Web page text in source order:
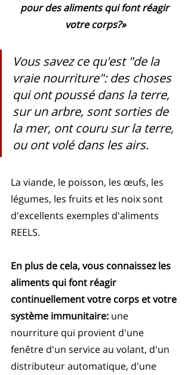
pour des aliments qui font réagir
votre corps?»
Vous savez ce qu'est "de la
vraie nourriture": des choses
qui ont poussé dans la terre,
sur un arbre, sont sorties de
la mer, ont couru sur la terre,
ou ont volé dans les airs.
La viande, le poisson, les œufs, les
légumes, les fruits et les noix sont
d'excellents exemples d'aliments
REELS.
En plus de cela, vous connaissez les
aliments qui font réagir
continuellement votre corps et votre
système immunitaire: une
nourriture qui provient d'une
fenêtre d'un service au volant, d'un
distributeur automatique, d'une